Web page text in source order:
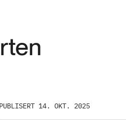
PUBLISERT 14. OKT. 2025